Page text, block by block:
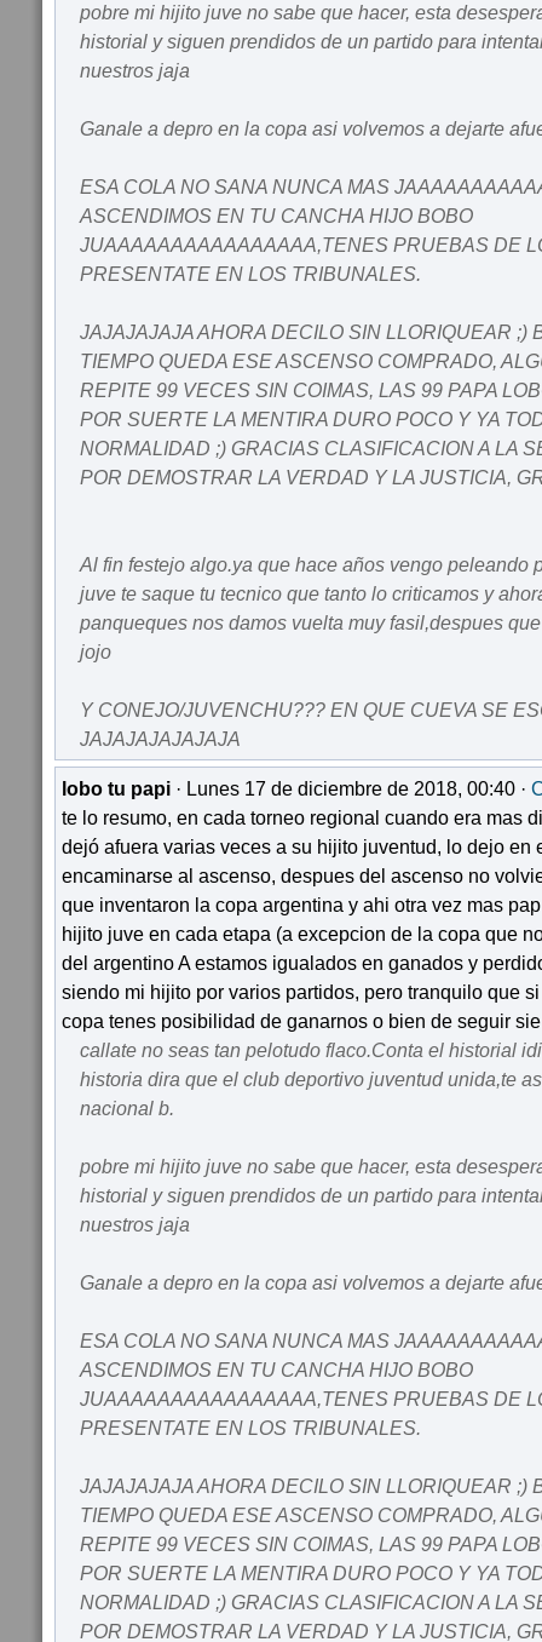
pobre mi hijito juve no sabe que hacer, esta
historial y siguen prendidos de un partido para
nuestros jaja
Ganale a depro en la copa asi volvemos a dejarte
ESA COLA NO SANA NUNCA MAS
ASCENDIMOS EN TU CANCHA HIJO BOBO
JUAAAAAAAAAAAAAAAA,TENES PRUEBAS DE
PRESENTATE EN LOS TRIBUNALES.
JAJAJAJAJA AHORA DECILO SIN LLORIQUEAR ;)
TIEMPO QUEDA ESE ASCENSO COMPRADO,
REPITE 99 VECES SIN COIMAS, LAS 99 PAPA
POR SUERTE LA MENTIRA DURO POCO Y YA
NORMALIDAD ;) GRACIAS CLASIFICACION A LA
POR DEMOSTRAR LA VERDAD Y LA JUSTICIA,
Al fin festejo algo.ya que hace años vengo peleando
juve te saque tu tecnico que tanto lo criticamos y
panqueques nos damos vuelta muy fasil,despues
jojo
Y CONEJO/JUVENCHU??? EN QUE CUEVA SE
JAJAJAJAJAJAJA
lobo tu papi · Lunes 17 de diciembre de 2018, 00:40 ·
te lo resumo, en cada torneo regional cuando era mas
dejó afuera varias veces a su hijito juventud, lo dejo en
encaminarse al ascenso, despues del ascenso no
que inventaron la copa argentina y ahi otra vez mas
hijito juve en cada etapa (a excepcion de la copa que
del argentino A estamos igualados en ganados y
siendo mi hijito por varios partidos, pero tranquilo que
copa tenes posibilidad de ganarnos o bien de seguir
callate no seas tan pelotudo flaco.Conta el historial
historia dira que el club deportivo juventud unida,te
nacional b.
pobre mi hijito juve no sabe que hacer, esta
historial y siguen prendidos de un partido para
nuestros jaja
Ganale a depro en la copa asi volvemos a dejarte
ESA COLA NO SANA NUNCA MAS
ASCENDIMOS EN TU CANCHA HIJO BOBO
JUAAAAAAAAAAAAAAAA,TENES PRUEBAS DE
PRESENTATE EN LOS TRIBUNALES.
JAJAJAJAJA AHORA DECILO SIN LLORIQUEAR ;)
TIEMPO QUEDA ESE ASCENSO COMPRADO,
REPITE 99 VECES SIN COIMAS, LAS 99 PAPA
POR SUERTE LA MENTIRA DURO POCO Y YA
NORMALIDAD ;) GRACIAS CLASIFICACION A LA
POR DEMOSTRAR LA VERDAD Y LA JUSTICIA,